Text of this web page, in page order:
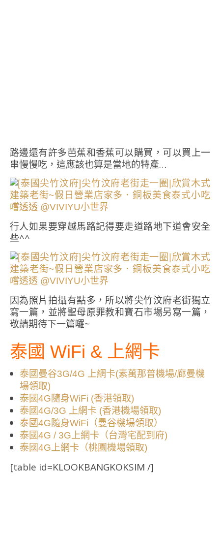
路邊還有許多芭蕉和香蕉可以購買，可以買上一
串慢慢吃，這應該也算是當地的特產…
行人如果要穿越馬路記得要走道路地下道會安全
些^^
因為照片拍攝有點多，所以將尖竹汶府老街獨立
寫一篇，並將聖母原罪教和寶石市場另寫一篇，
敬請期待下一篇囉~
泰國 WiFi & 上網卡
泰國曼谷3G/4G 上網卡(素萬那普機場/廊曼機
場領取)
泰國4G隨身WiFi (香港領取)
泰國4G/3G 上網卡 (香港機場領取)
泰國4G隨身WiFi（曼谷機場領取）
泰國4G / 3G上網卡（台灣宅配到府)
泰國4G上網卡（桃園機場領取)
[table id=KLOOKBANGKOKSIM /]